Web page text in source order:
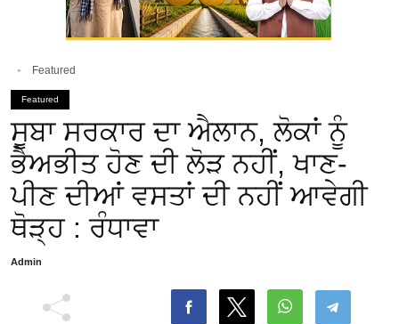
Featured
Featured
ਸੂਬਾ ਸਰਕਾਰ ਦਾ ਐਲਾਨ, ਲੋਕਾਂ ਨੂੰ
ਭੈਅਭੀਤ ਹੋਣ ਦੀ ਲੋੜ ਨਹੀਂ, ਖਾਣ-
ਪੀਣ ਦੀਆਂ ਵਸਤਾਂ ਦੀ ਨਹੀਂ ਆਵੇਗੀ
ਥੋੜ੍ਹ : ਰੰਧਾਵਾ
Admin